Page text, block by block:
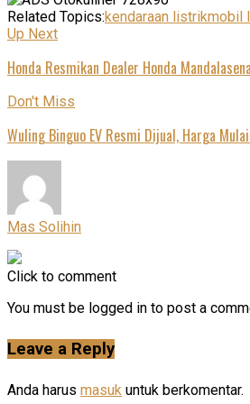
Related Topics:kendaraan listrikmobil
Up Next
Honda Resmikan Dealer Honda
Don't Miss
Wuling Binguo EV Resmi Dijual, Harga
Mas Solihin
Click to comment
You must be logged in to post a
Leave a Reply
Anda harus masuk untuk berkomentar.